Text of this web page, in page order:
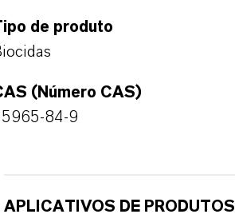
de produto
(Número CAS)
84-9
APLICATIVOS DE PRODUTOS